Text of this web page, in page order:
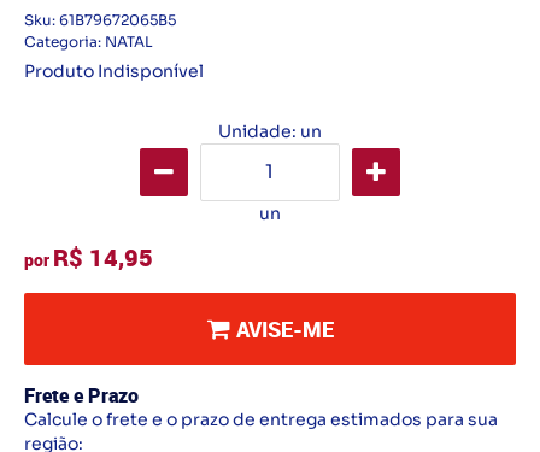
Sku: 61B79672065B5
Categoria: NATAL
Produto Indisponível
Unidade: un
un
por R$ 14,95
AVISE-ME
Frete e Prazo
Calcule o frete e o prazo de entrega estimados para sua
região: